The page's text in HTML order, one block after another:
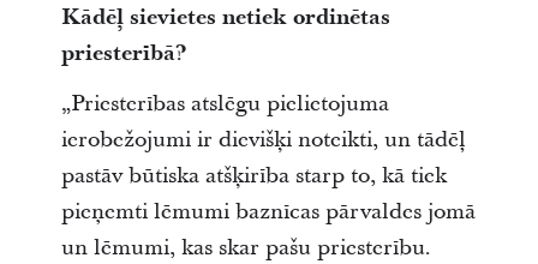
Kādēļ sievietes netiek ordinētas
priesterībā?
„Priesterības atslēgu pielietojuma
ierobežojumi ir dievišķi noteikti, un tādēļ
pastāv būtiska atšķirība starp to, kā tiek
pieņemti lēmumi baznīcas pārvaldes jomā
un lēmumi, kas skar pašu priesterību.